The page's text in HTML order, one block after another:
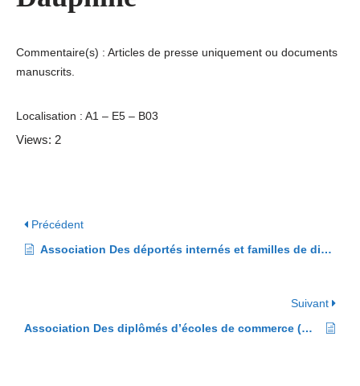
Commentaire(s) : Articles de presse uniquement ou documents
manuscrits.
Localisation : A1 – E5 – B03
Views: 2
Précédent
Association Des déportés internés et familles de disparus (ADIF)
Suivant
Association Des diplômés d’écoles de commerce (ADEC)